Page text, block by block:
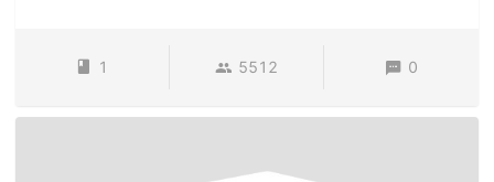
1 5512 0